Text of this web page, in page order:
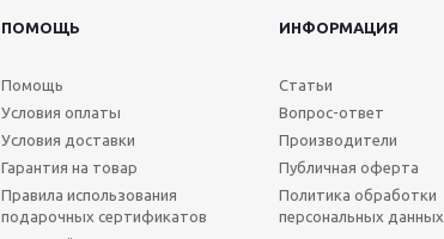
ПОМОЩЬ
ИНФОРМАЦИЯ
Помощь
Условия оплаты
Условия доставки
Гарантия на товар
Правила использования
подарочных сертификатов
Статьи
Вопрос-ответ
Производители
Публичная оферта
Политика обработки
персональных данных